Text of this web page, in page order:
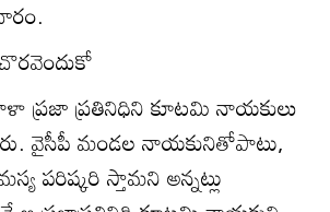
ప్రజా ప్రతినిధిని కూటమి నాయకులు
వైసీపీ మండల నాయకునితోపాటు,
పరిష్కరి స్తామని అన్నట్లు